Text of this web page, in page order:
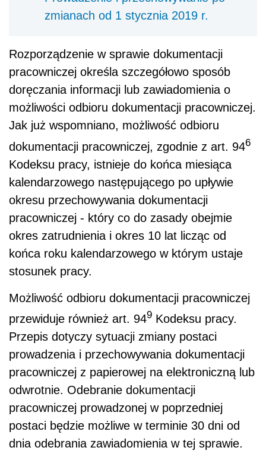
zmianach od 1 stycznia 2019 r.
Rozporządzenie w sprawie dokumentacji
pracowniczej określa szczegółowo sposób
doręczania informacji lub zawiadomienia o
możliwości odbioru dokumentacji pracowniczej.
Jak już wspomniano, możliwość odbioru
dokumentacji pracowniczej, zgodnie z art. 946
Kodeksu pracy, istnieje do końca miesiąca
kalendarzowego następującego po upływie
okresu przechowywania dokumentacji
pracowniczej - który co do zasady obejmie
okres zatrudnienia i okres 10 lat licząc od
końca roku kalendarzowego w którym ustaje
stosunek pracy.
Możliwość odbioru dokumentacji pracowniczej
przewiduje również art. 949 Kodeksu pracy.
Przepis dotyczy sytuacji zmiany postaci
prowadzenia i przechowywania dokumentacji
pracowniczej z papierowej na elektroniczną lub
odwrotnie. Odebranie dokumentacji
pracowniczej prowadzonej w poprzedniej
postaci będzie możliwe w terminie 30 dni od
dnia odebrania zawiadomienia w tej sprawie.